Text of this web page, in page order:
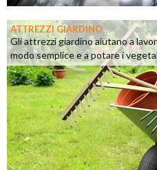
ATTREZZI GIARDINO
Gli attrezzi giardino aiutano a
modo semplice e a potare i